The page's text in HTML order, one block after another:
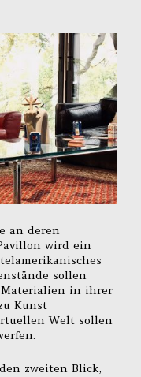
an deren
wird ein
sollen
in ihrer
Kunst
Welt sollen
zweiten Blick,